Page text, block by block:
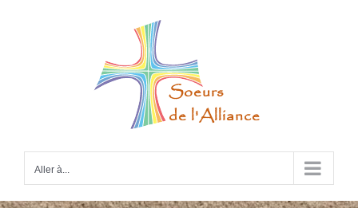
Aller à...